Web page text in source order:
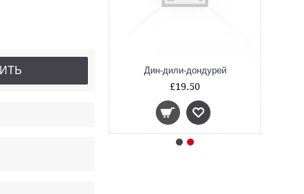
Клайд
£19.50
Дин-дили-дондурей
£19.50